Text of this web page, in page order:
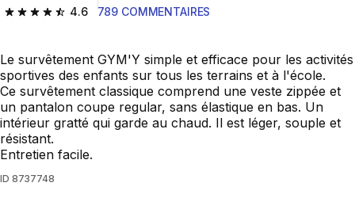
4.6
4.6 out of 5 stars from 789 reviews
789 COMMENTAIRES
Le survêtement GYM'Y simple et efficace pour les activités
sportives des enfants sur tous les terrains et à l'école.
Ce survêtement classique comprend une veste zippée et
un pantalon coupe regular, sans élastique en bas. Un
intérieur gratté qui garde au chaud. Il est léger, souple et
résistant.
Entretien facile.
ID 8737748